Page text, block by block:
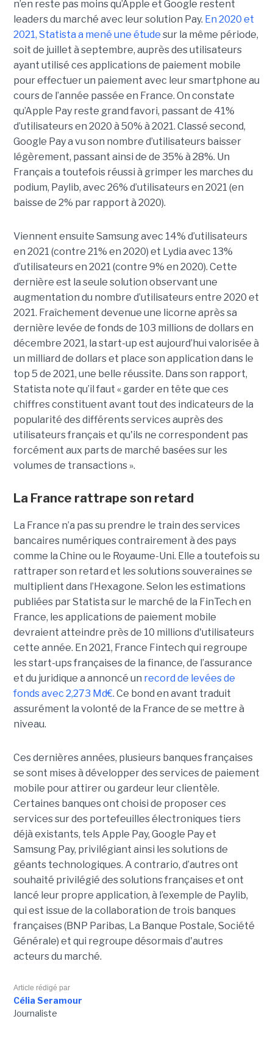
n’en reste pas moins qu’Apple et Google restent
leaders du marché avec leur solution Pay. En 2020 et
2021, Statista a mené une étude sur la même période,
soit de juillet à septembre, auprès des utilisateurs
ayant utilisé ces applications de paiement mobile
pour effectuer un paiement avec leur smartphone au
cours de l’année passée en France. On constate
qu’Apple Pay reste grand favori, passant de 41%
d’utilisateurs en 2020 à 50% à 2021. Classé second,
Google Pay a vu son nombre d’utilisateurs baisser
légèrement, passant ainsi de de 35% à 28%. Un
Français a toutefois réussi à grimper les marches du
podium, Paylib, avec 26% d’utilisateurs en 2021 (en
baisse de 2% par rapport à 2020).
Viennent ensuite Samsung avec 14% d’utilisateurs
en 2021 (contre 21% en 2020) et Lydia avec 13%
d’utilisateurs en 2021 (contre 9% en 2020). Cette
dernière est la seule solution observant une
augmentation du nombre d’utilisateurs entre 2020 et
2021. Fraîchement devenue une licorne après sa
dernière levée de fonds de 103 millions de dollars en
décembre 2021, la start-up est aujourd’hui valorisée à
un milliard de dollars et place son application dans le
top 5 de 2021, une belle réussite. Dans son rapport,
Statista note qu’il faut « garder en tête que ces
chiffres constituent avant tout des indicateurs de la
popularité des différents services auprès des
utilisateurs français et qu'ils ne correspondent pas
forcément aux parts de marché basées sur les
volumes de transactions ».
La France rattrape son retard
La France n’a pas su prendre le train des services
bancaires numériques contrairement à des pays
comme la Chine ou le Royaume-Uni. Elle a toutefois su
rattraper son retard et les solutions souveraines se
multiplient dans l’Hexagone. Selon les estimations
publiées par Statista sur le marché de la FinTech en
France, les applications de paiement mobile
devraient atteindre près de 10 millions d'utilisateurs
cette année. En 2021, France Fintech qui regroupe
les start-ups françaises de la finance, de l’assurance
et du juridique a annoncé un record de levées de
fonds avec 2,273 Md€. Ce bond en avant traduit
assurément la volonté de la France de se mettre à
niveau.
Ces dernières années, plusieurs banques françaises
se sont mises à développer des services de paiement
mobile pour attirer ou gardeur leur clientèle.
Certaines banques ont choisi de proposer ces
services sur des portefeuilles électroniques tiers
déjà existants, tels Apple Pay, Google Pay et
Samsung Pay, privilégiant ainsi les solutions de
géants technologiques. A contrario, d’autres ont
souhaité privilégié des solutions françaises et ont
lancé leur propre application, à l’exemple de Paylib,
qui est issue de la collaboration de trois banques
françaises (BNP Paribas, La Banque Postale, Société
Générale) et qui regroupe désormais d'autres
acteurs du marché.
Article rédigé par
Célia Seramour
Journaliste